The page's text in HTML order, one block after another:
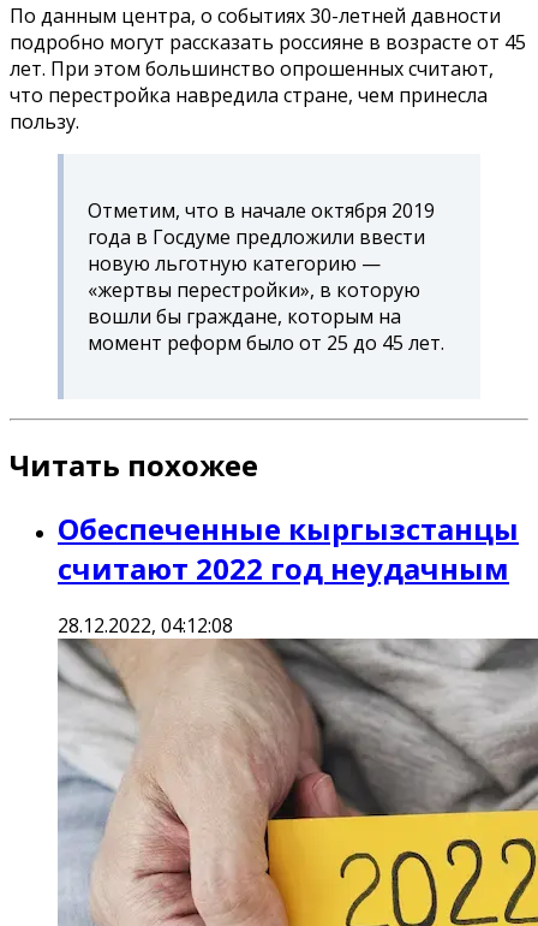
По данным центра, о событиях 30-летней давности
подробно могут рассказать россияне в возрасте от 45
лет. При этом большинство опрошенных считают,
что перестройка навредила стране, чем принесла
пользу.
Отметим, что в начале октября 2019
года в Госдуме предложили ввести
новую льготную категорию —
«жертвы перестройки», в которую
вошли бы граждане, которым на
момент реформ было от 25 до 45 лет.
Читать похожее
Обеспеченные кыргызстанцы
считают 2022 год неудачным
28.12.2022, 04:12:08